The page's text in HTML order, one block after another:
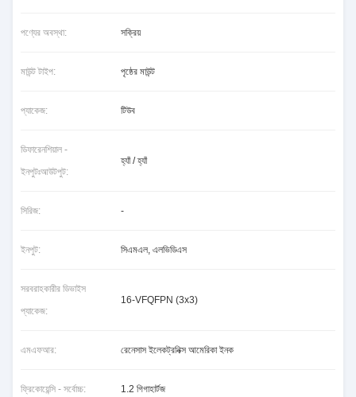
পণ্যের অবস্থা: সক্রিয়
মাউন্ট টাইপ: পৃষ্ঠের মাউন্ট
প্যাকেজ: টিউব
ডিফারেনশিয়াল -
ইনপুটঃআউটপুট:
হ্যাঁ / হ্যাঁ
সিরিজ: -
ইনপুট: সিএমএল, এলভিডিএস
সরবরাহকারীর ডিভাইস
প্যাকেজ:
16-VFQFPN (3x3)
এমএফআর: রেনেসাস ইলেকট্রনিক্স আমেরিকা ইনক
ফ্রিকোয়েন্সি - সর্বোচ্চ: 1.2 গিগাহার্টজ